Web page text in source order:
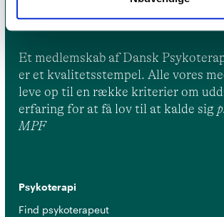
Et medlemskab af Dansk
er et kvalitetsstempel. Alle vores
leve op til en række kriterier om
erfaring for at få lov til at kalde sig
MPF
Psykoterapi
Find psykoterapeut